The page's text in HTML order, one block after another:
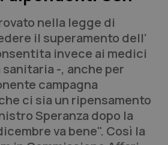
nella legge di
il superamento dell’
invece ai medici
-, anche per
campagna
ci sia un ripensamento
Speranza dopo la
va bene". Così la